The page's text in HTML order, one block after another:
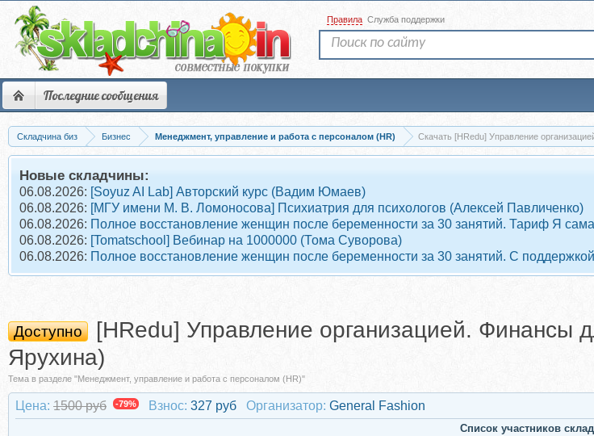
Последние сообщения
Правила Служба поддержки
Складчина биз Бизнес Менеджмент, управление и работа с персоналом (HR) Скачать [HRedu] Управление
Новые складчины:
06.08.2026: [Soyuz AI Lab] Авторский курс (Вадим Юмаев)
06.08.2026: [МГУ имени М. В. Ломоносова] Психиатрия для психологов (Алексей Павличенко)
06.08.2026: Полное восстановление женщин после беременности за 30 занятий. Тариф Я
06.08.2026: [Tomatschool] Вебинар на 1000000 (Тома Суворова)
06.08.2026: Полное восстановление женщин после беременности за 30 занятий. С
Доступно
[HRedu] Управление организацией. Финансы
Ярухина)
Тема в разделе "Менеджмент, управление и работа с персоналом (HR)"
Цена: 1500 руб -79% Взнос: 327 руб Организатор: General Fashion
Список участников